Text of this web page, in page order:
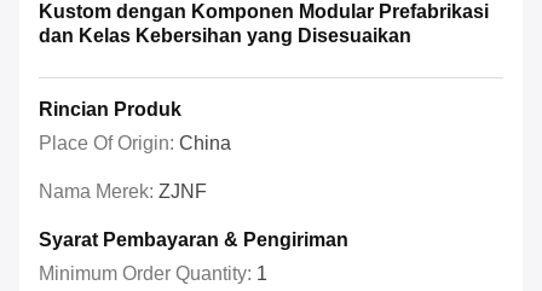
Kustom dengan Komponen Modular Prefabrikasi
dan Kelas Kebersihan yang Disesuaikan
Rincian Produk
Place Of Origin: China
Nama Merek: ZJNF
Syarat Pembayaran & Pengiriman
Minimum Order Quantity: 1